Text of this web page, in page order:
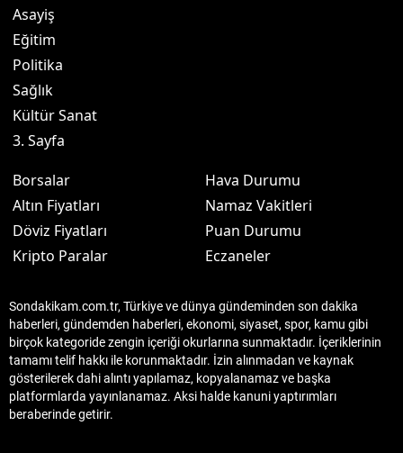
Asayiş
Eğitim
Politika
Sağlık
Kültür Sanat
3. Sayfa
Borsalar
Altın Fiyatları
Döviz Fiyatları
Kripto Paralar
Hava Durumu
Namaz Vakitleri
Puan Durumu
Eczaneler
Sondakikam.com.tr, Türkiye ve dünya gündeminden son dakika
haberleri, gündemden haberleri, ekonomi, siyaset, spor, kamu gibi
birçok kategoride zengin içeriği okurlarına sunmaktadır. İçeriklerinin
tamamı telif hakkı ile korunmaktadır. İzin alınmadan ve kaynak
gösterilerek dahi alıntı yapılamaz, kopyalanamaz ve başka
platformlarda yayınlanamaz. Aksi halde kanuni yaptırımları
beraberinde getirir.